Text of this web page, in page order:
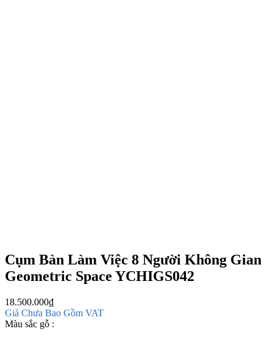
Cụm Bàn Làm Việc 8 Người Không Gian
Geometric Space YCHIGS042
18.500.000₫
Giá Chưa Bao Gồm VAT
Màu sắc gỗ :